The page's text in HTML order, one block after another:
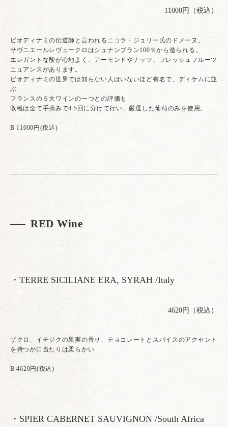
11000円（税込）
ビオディナミの伝道師と言われるニコラ・ジョリー氏のドメーヌ。
サヴニエールレヴュークロはシュナンブラン100％から造られる。
エレガントな酸が心地よく、アーモンドやナッツ、フレッシュフルーツ
ニュアンスがあります。
ビオディナミの世界では知らない人はいないほど有名で、ディケムに並
ぶ
フランスの５大ワインの一つとの評価も
収穫は全て手摘みで4.5回に分けて行い、厳選した葡萄のみを使用。
B 11000円(税込)
RED Wine
・TERRE SICILIANE ERA, SYRAH /Italy
4620円（税込）
ザクロ、イチジクの果実の香り、テョコレートとスパイスのアクセント
を持つが口当たりは柔らかい
B 4620円(税込)
・SPIER CABERNET SAUVIGNON /South Africa